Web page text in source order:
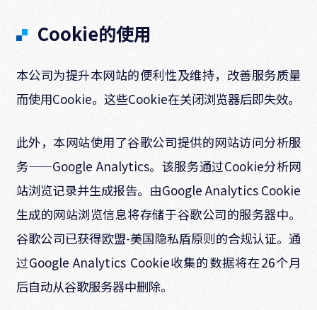
Cookie的使用
本公司为提升本网站的便利性及维持，改善服务质量
而使用Cookie。这些Cookie在关闭浏览器后即失效。
此外，本网站使用了谷歌公司提供的网站访问分析服
务——Google Analytics。该服务通过Cookie分析网
站浏览记录并生成报告。由Google Analytics Cookie
生成的网站浏览信息将存储于谷歌公司的服务器中。
谷歌公司已获得欧盟-美国隐私盾原则的合规认证。通
过Google Analytics Cookie收集的数据将在26个月
后自动从谷歌服务器中删除。